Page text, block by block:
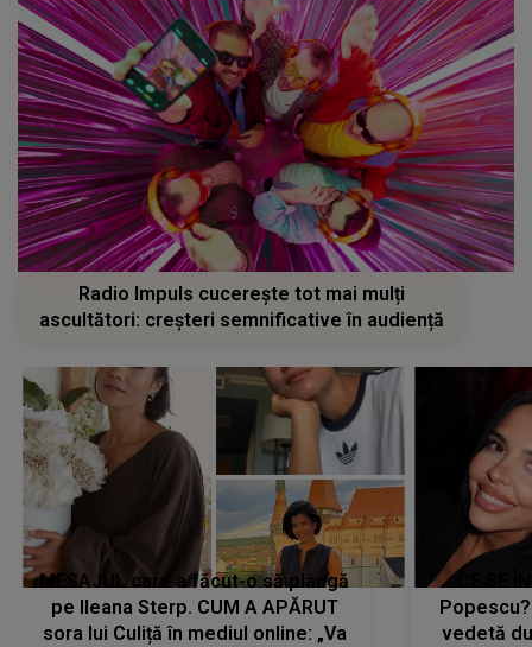
Radio Impuls cucerește tot mai mulți
ascultători: creșteri semnificative în audiență
MESAJUL care a făcut-o să plângă
pe Ileana Sterp. CUM A APĂRUT
sora lui Culiță în mediul online: „Va
vedetă